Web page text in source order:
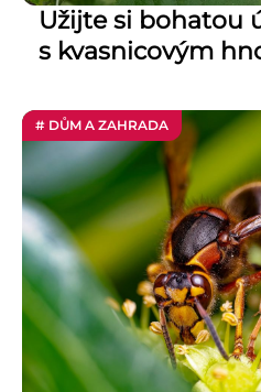
Užijte si bohatou
s kvasnicovým
# DŮM A ZAHRADA